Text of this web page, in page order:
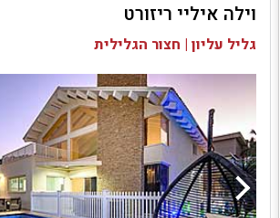
בדיקת זמינות ומחירים
וילה איליי ריזורט
גליל עליון | חצור הגלילית